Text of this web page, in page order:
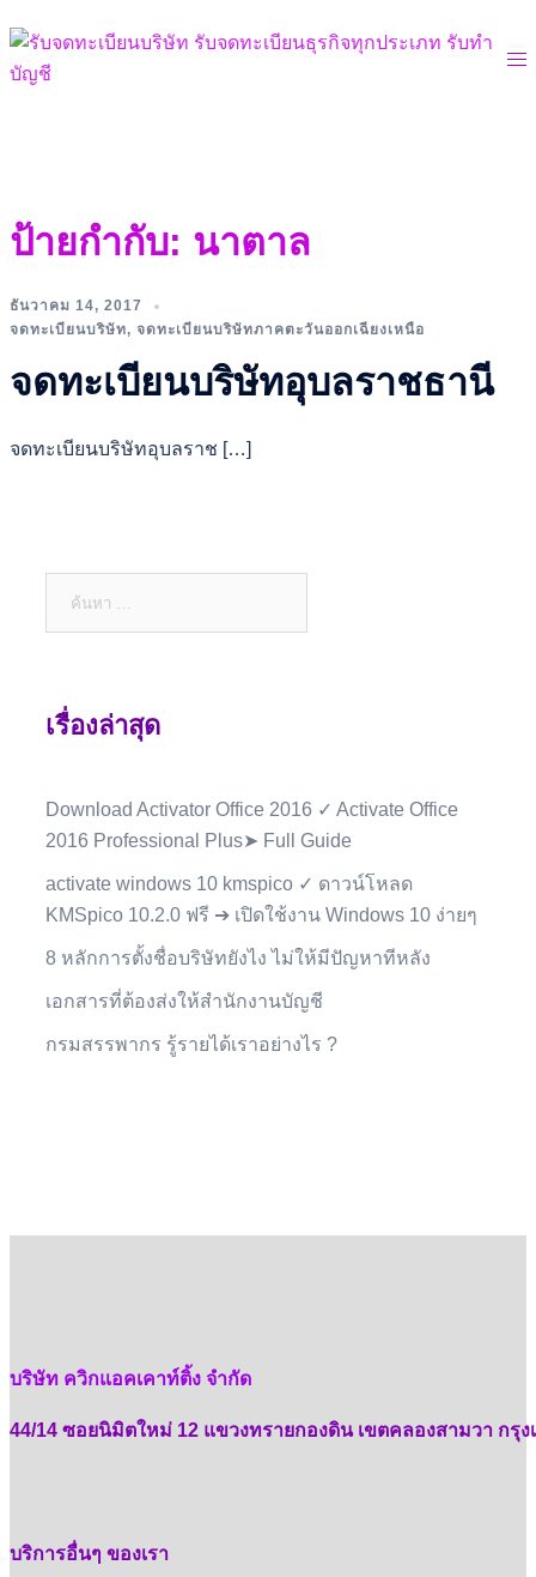
Skip
content
ป้ายกำกับ: นาตาล
ธันวาคม 14, 2017
จดทะเบียนบริษัท, จดทะเบียนบริษัทภาคตะวันออกเฉียงเหนือ
จดทะเบียนบริษัทอุบลราชธานี
จดทะเบียนบริษัทอุบลราช […]
เรื่องล่าสุด
Download Activator Office 2016 ✓ Activate Office
2016 Professional Plus➤ Full Guide
activate windows 10 kmspico ✓ ดาวน์โหลด
KMSpico 10.2.0 ฟรี ➔ เปิดใช้งาน Windows 10 ง่ายๆ
8 หลักการตั้งชื่อบริษัทยังไง ไม่ให้มีปัญหาทีหลัง
เอกสารที่ต้องส่งให้สำนักงานบัญชี
กรมสรรพากร รู้รายได้เราอย่างไร ?
บริษัท ควิกแอคเคาท์ติ้ง จำกัด
44/14 ซอยนิมิตใหม่ 12 แขวงทรายกองดิน เขตคลองสามวา กรุง
บริการอื่นๆ ของเรา